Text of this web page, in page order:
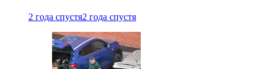
2 года спустя2 года спустя